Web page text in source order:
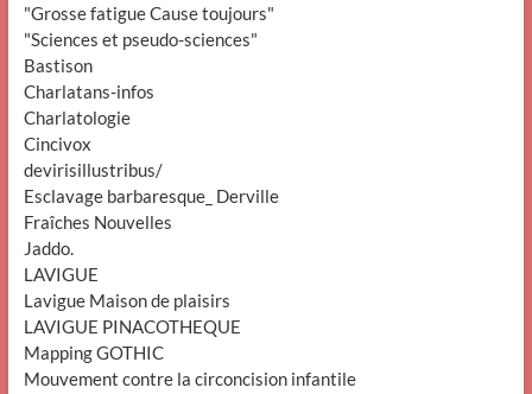
"Grosse fatigue Cause toujours"
"Sciences et pseudo-sciences"
Bastison
Charlatans-infos
Charlatologie
Cincivox
devirisillustribus/
Esclavage barbaresque_ Derville
Fraîches Nouvelles
Jaddo.
LAVIGUE
Lavigue Maison de plaisirs
LAVIGUE PINACOTHEQUE
Mapping GOTHIC
Mouvement contre la circoncision infantile